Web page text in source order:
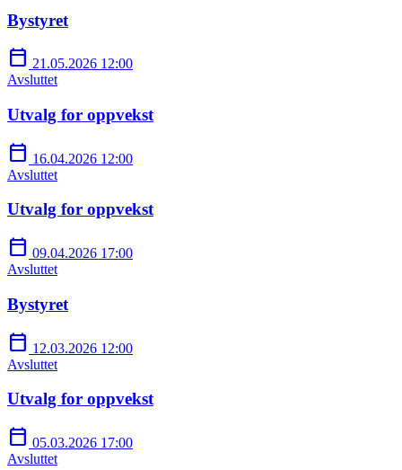
Bystyret
calendar_today 21.05.2026 12:00
Avsluttet
Utvalg for oppvekst
calendar_today 16.04.2026 12:00
Avsluttet
Utvalg for oppvekst
calendar_today 09.04.2026 17:00
Avsluttet
Bystyret
calendar_today 12.03.2026 12:00
Avsluttet
Utvalg for oppvekst
calendar_today 05.03.2026 17:00
Avsluttet